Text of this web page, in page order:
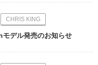
CHRIS KING
デル発売のお知らせ